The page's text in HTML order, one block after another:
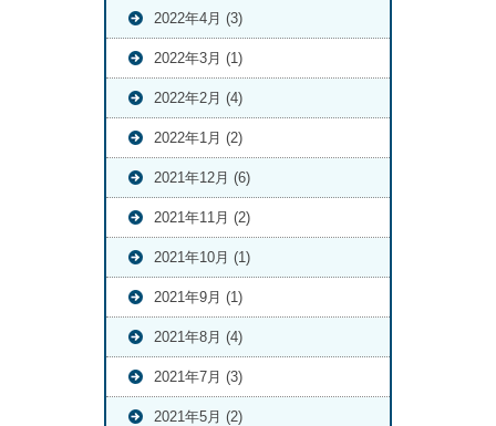
2022年4月 (3)
2022年3月 (1)
2022年2月 (4)
2022年1月 (2)
2021年12月 (6)
2021年11月 (2)
2021年10月 (1)
2021年9月 (1)
2021年8月 (4)
2021年7月 (3)
2021年5月 (2)